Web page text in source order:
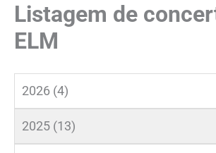
Listagem de
ELM
2026 (4)
2025 (13)